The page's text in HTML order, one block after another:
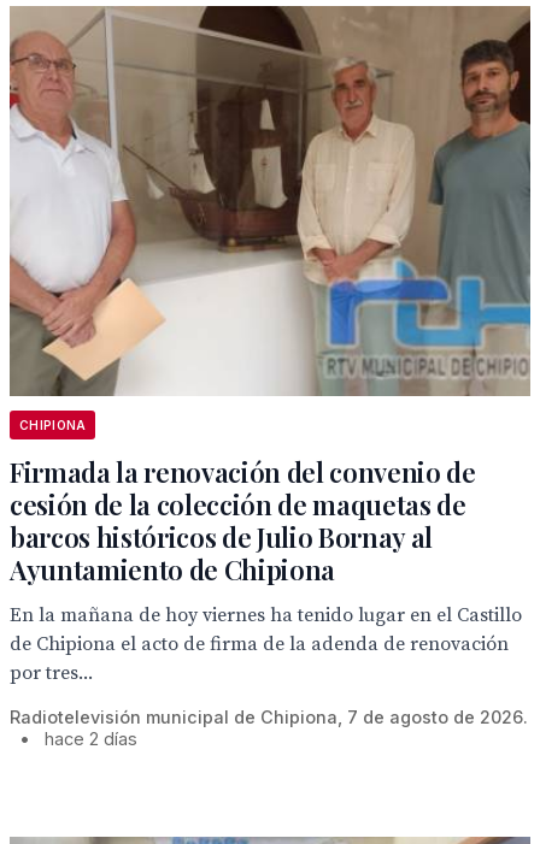
CHIPIONA
Firmada la renovación del convenio de
cesión de la colección de maquetas de
barcos históricos de Julio Bornay al
Ayuntamiento de Chipiona
En la mañana de hoy viernes ha tenido lugar en el Castillo
de Chipiona el acto de firma de la adenda de renovación
por tres...
Radiotelevisión municipal de Chipiona, 7 de agosto de 2026.
•
hace 2 días